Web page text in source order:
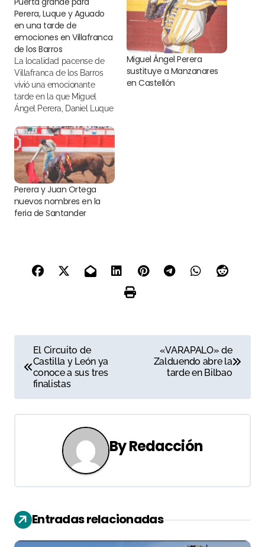
Perera, Luque y Aguado
en una tarde de
emociones en Villafranca
de los Barros
Villafranca de los Barros
vivió una emocionante
tarde en la que Miguel
Ángel Perera, Daniel Luque
por la puerta grande
Miguel Ángel Perera
sustituye a Manzanares
en Castellón
Perera y Juan Ortega
nuevos nombres en la
feria de Santander
a
v
e
c
i
ó
El Circuito de
Castilla y León ya
conoce a sus tres
finalistas
«VARAPALO» de
Zalduendo abre la
tarde en Bilbao
ByRedacción
Entradas relacionadas